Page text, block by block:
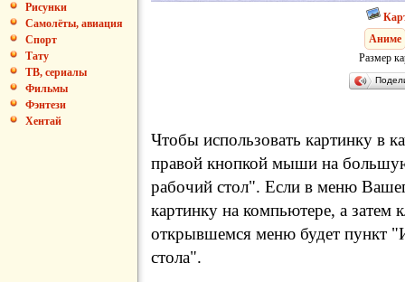
Рисунки
Самолёты, авиация
Спорт
Тату
ТВ, сериалы
Фильмы
Фэнтези
Хентай
Аниме
Размер
Чтобы использовать картинку в
правой кнопкой мыши на
рабочий стол". Если в меню
картинку на компьютере, а затем
открывшемся меню будет пункт
стола".